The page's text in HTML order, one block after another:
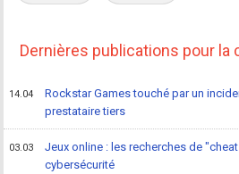
Dernières publications pour la
14.04
Rockstar Games touché par un
prestataire tiers
03.03
Jeux online : les recherches de
cybersécurité